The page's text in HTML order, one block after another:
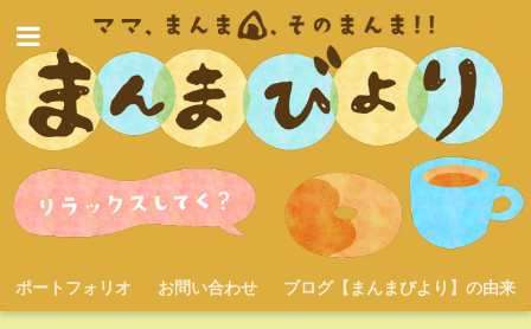
ポートフォリオ お問い合わせ ブログ【まんまびより】の由来